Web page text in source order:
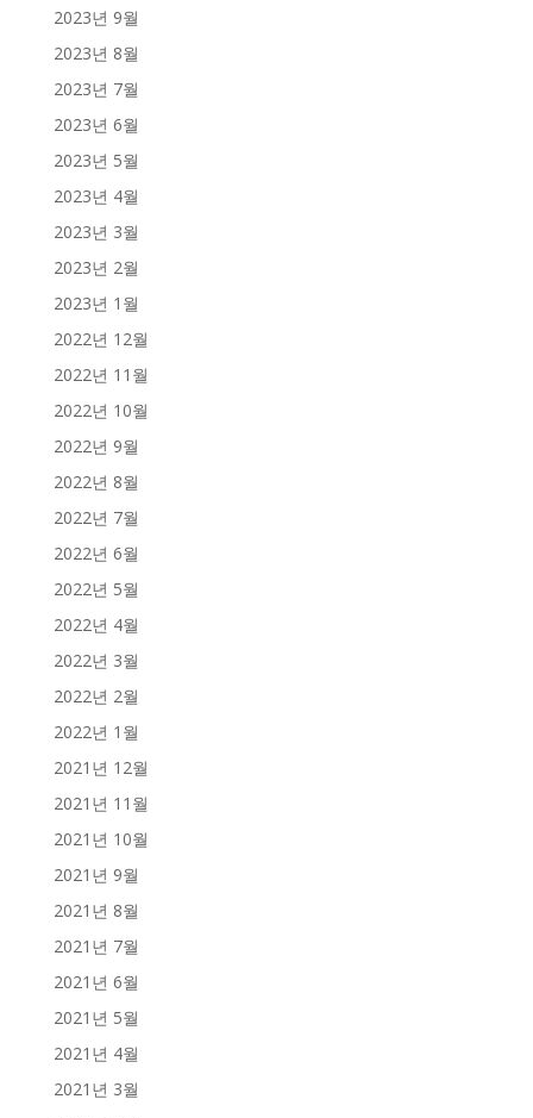
2023년 9월
2023년 8월
2023년 7월
2023년 6월
2023년 5월
2023년 4월
2023년 3월
2023년 2월
2023년 1월
2022년 12월
2022년 11월
2022년 10월
2022년 9월
2022년 8월
2022년 7월
2022년 6월
2022년 5월
2022년 4월
2022년 3월
2022년 2월
2022년 1월
2021년 12월
2021년 11월
2021년 10월
2021년 9월
2021년 8월
2021년 7월
2021년 6월
2021년 5월
2021년 4월
2021년 3월